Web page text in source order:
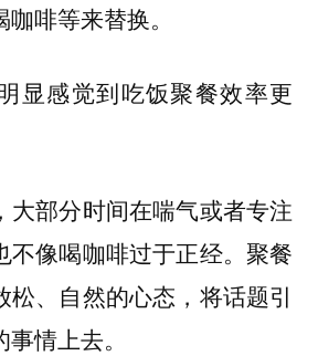
啡等来替换。
显感觉到吃饭聚餐效率更
大部分时间在喘气或者专注
不像喝咖啡过于正经。聚餐
松、自然的心态，将话题引
情上去。